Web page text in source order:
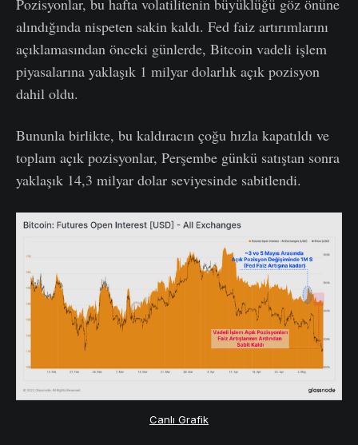
Pozisyonlar, bu hafta volatilitenin büyüklüğü göz önüne
alındığında nispeten sakin kaldı. Fed faiz artırımlarını
açıklamasından önceki günlerde, Bitcoin vadeli işlem
piyasalarına yaklaşık 1 milyar dolarlık açık pozisyon
dahil oldu.
Bununla birlikte, bu kaldıracın çoğu hızla kapatıldı ve
toplam açık pozisyonlar, Perşembe günkü satıştan sonra
yaklaşık 14,3 milyar dolar seviyesinde sabitlendi.
Canlı Grafik